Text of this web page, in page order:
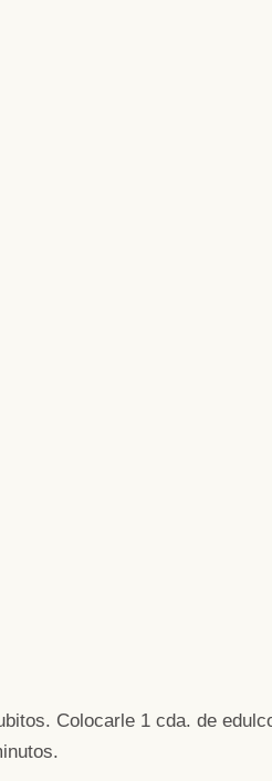
Colocarle 1 cda. de